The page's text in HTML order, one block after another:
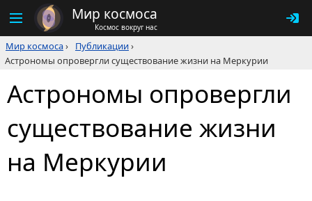
Мир космоса
Космос вокруг нас
Мир космоса› Публикации›
Астрономы опровергли существование жизни на Меркурии
Астрономы опровергли
существование жизни
на Меркурии